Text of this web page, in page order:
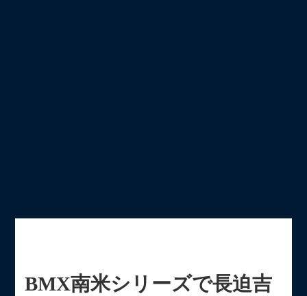
BMX南米シリーズで長迫吉